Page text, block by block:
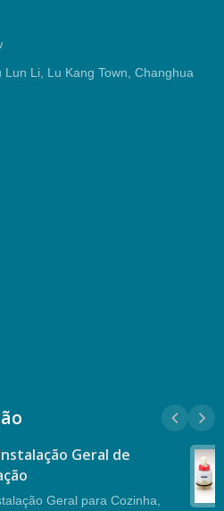
Li, Lu Kang Town, Changhua
Geral de
Geral para Cozinha,